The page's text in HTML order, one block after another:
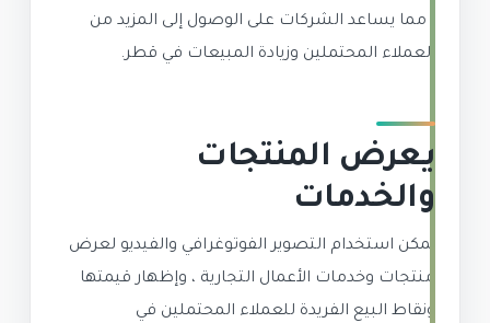
، مما يساعد الشركات على الوصول إلى المزيد من
العملاء المحتملين وزيادة المبيعات في قطر.
يعرض المنتجات
والخدمات
يمكن استخدام التصوير الفوتوغرافي والفيديو لعرض
منتجات وخدمات الأعمال التجارية ، وإظهار قيمتها
ونقاط البيع الفريدة للعملاء المحتملين في